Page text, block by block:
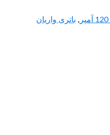
, باتری واریان